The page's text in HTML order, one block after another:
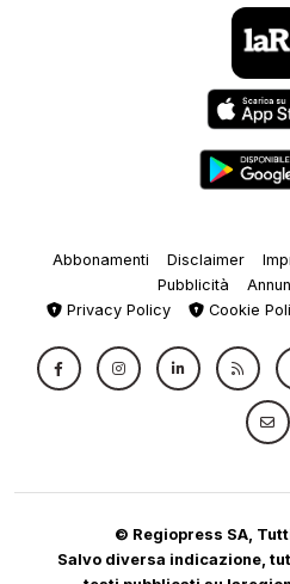
Abbonamenti Disclaimer
Pubblicità
Privacy Policy
Cookie
© Regiopress SA,
Salvo diversa indicazione,